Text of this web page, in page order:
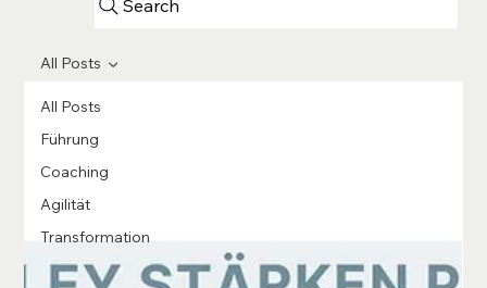
All Posts
Führung
Coaching
Agilität
Transformation
All Posts
Search